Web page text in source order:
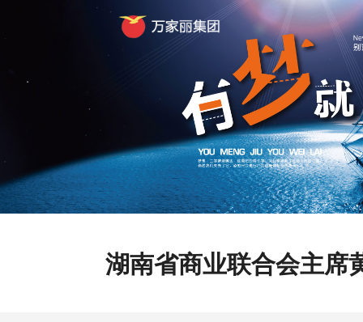
湖南省商业联合会主席